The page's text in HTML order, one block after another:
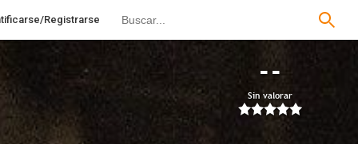
Registrarse
--
Sin valorar